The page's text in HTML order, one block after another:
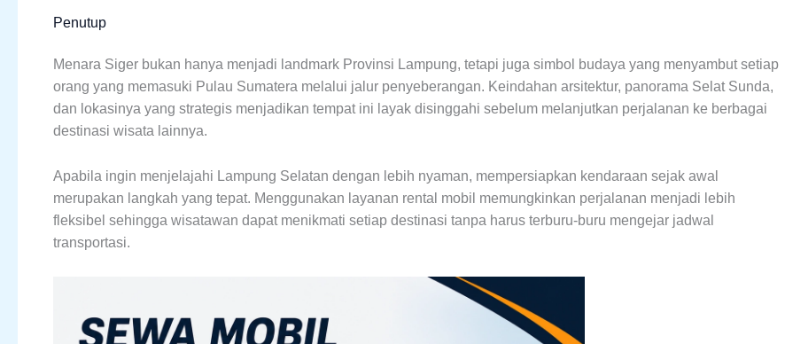
Penutup
Menara Siger bukan hanya menjadi landmark Provinsi Lampung, tetapi juga simbol budaya yang menyambut setiap
orang yang memasuki Pulau Sumatera melalui jalur penyeberangan. Keindahan arsitektur, panorama Selat Sunda,
dan lokasinya yang strategis menjadikan tempat ini layak disinggahi sebelum melanjutkan perjalanan ke berbagai
destinasi wisata lainnya.
Apabila ingin menjelajahi Lampung Selatan dengan lebih nyaman, mempersiapkan kendaraan sejak awal
merupakan langkah yang tepat. Menggunakan layanan rental mobil memungkinkan perjalanan menjadi lebih
fleksibel sehingga wisatawan dapat menikmati setiap destinasi tanpa harus terburu-buru mengejar jadwal
transportasi.